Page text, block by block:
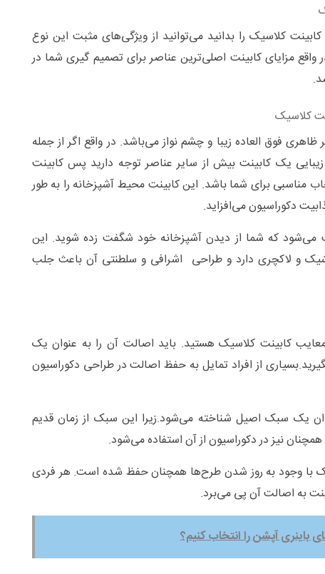
کلاسیک را بدانید می‌توانید از ویژگی‌های مثبت این نوع
واقع مزایای کابینت اصلی‌ترین عناصر برای تصمیم گیری شما در
فوق العاده زیبا و چشم نواز می‌باشد. در واقع اگر از جمله
یک کابینت بیش از سایر عناصر توجه دارید پس کابینت
مناسبی برای شما باشد. این کابینت محیط آشپزخانه را به طور
دکوراسیون می‌افزاید.
می‌شود که شما از دیدن آشپزخانه خود شگفت زده شوید. این
و لاکچری دارد و طراحی اشرافی و سلطنتی آن باعث جلب
معایب کابینت کلاسیک هستید. باید اصالت آن را به عنوان یک
از افراد تمایل به حفظ اصالت در طراحی دکوراسیون
یک سبک اصیل شناخته می‌شود.زیرا این سبک از زمان قدیم
همچنان نیز در دکوراسیون از آن استفاده می‌شود.
با وجود به روز شدن طرح‌ها همچنان حفظ شده است. هر فردی
به اصالت آن پی می‌برد.
باینری آپشن را انتخاب کنیم؟